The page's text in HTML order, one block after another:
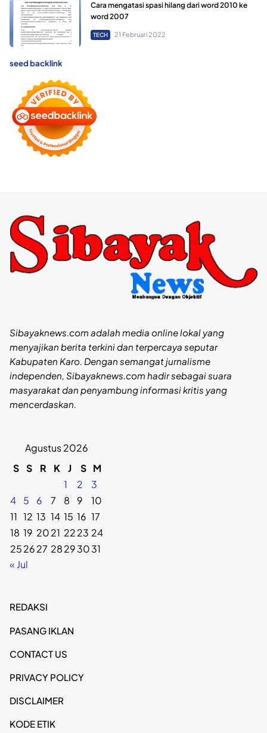
Cara mengatasi spasi hilang dari word 2010 ke
word 2007
TECH 21 Februari 2022
seed backlink
Sibayaknews.com adalah media online lokal yang
menyajikan berita terkini dan terpercaya seputar
Kabupaten Karo. Dengan semangat jurnalisme
independen, Sibayaknews.com hadir sebagai suara
masyarakat dan penyambung informasi kritis yang
mencerdaskan.
Agustus 2026
S S R K J S M
1
2
3
4
5 6 7 8 9
10
11 12 13 14 15 16 17
18 19 2021 2223 24
252627 28293031
« Jul
REDAKSI
PASANG IKLAN
CONTACT US
PRIVACY POLICY
DISCLAIMER
KODE ETIK